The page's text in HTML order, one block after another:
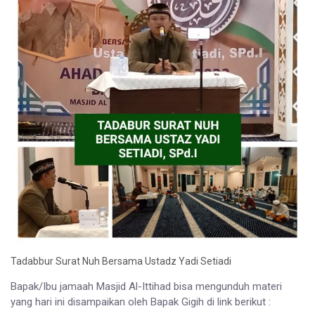
Tadabbur Surat Nuh Bersama Ustadz Yadi Setiadi
Bapak/Ibu jamaah Masjid Al-Ittihad bisa mengunduh materi
yang hari ini disampaikan oleh Bapak Gigih di link berikut :